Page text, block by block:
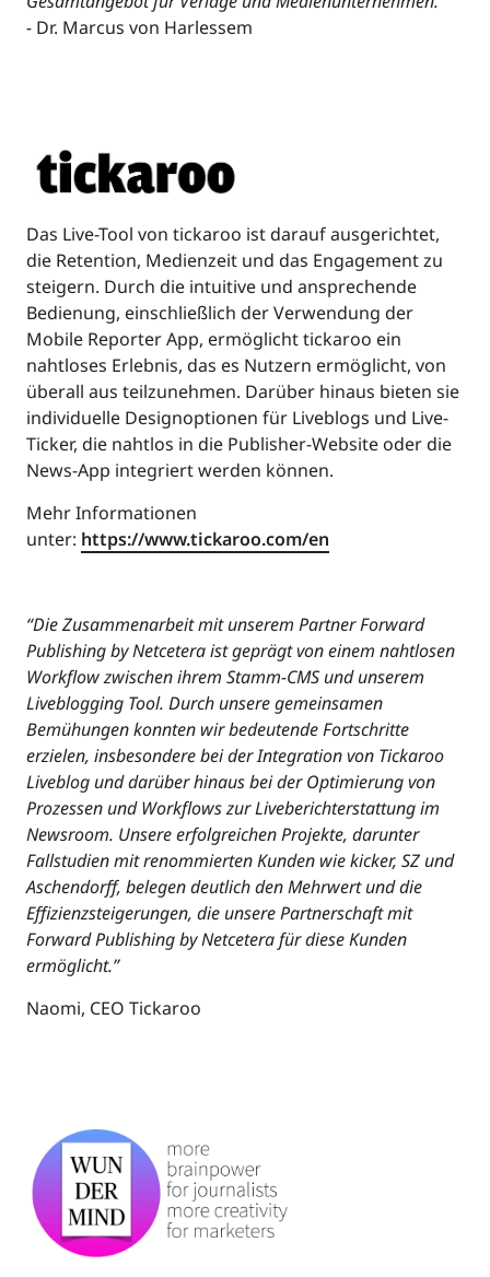
- Dr. Marcus von Harlessem
Das Live-Tool von tickaroo ist darauf ausgerichtet,
die Retention, Medienzeit und das Engagement zu
steigern. Durch die intuitive und ansprechende
Bedienung, einschließlich der Verwendung der
Mobile Reporter App, ermöglicht tickaroo ein
nahtloses Erlebnis, das es Nutzern ermöglicht, von
überall aus teilzunehmen. Darüber hinaus bieten sie
individuelle Designoptionen für Liveblogs und Live-
Ticker, die nahtlos in die Publisher-Website oder die
News-App integriert werden können.
Mehr Informationen
unter: https://www.tickaroo.com/en
“Die Zusammenarbeit mit unserem Partner Forward
Publishing by Netcetera ist geprägt von einem nahtlosen
Workflow zwischen ihrem Stamm-CMS und unserem
Liveblogging Tool. Durch unsere gemeinsamen
Bemühungen konnten wir bedeutende Fortschritte
erzielen, insbesondere bei der Integration von Tickaroo
Liveblog und darüber hinaus bei der Optimierung von
Prozessen und Workflows zur Liveberichterstattung im
Newsroom. Unsere erfolgreichen Projekte, darunter
Fallstudien mit renommierten Kunden wie kicker, SZ und
Aschendorff, belegen deutlich den Mehrwert und die
Effizienzsteigerungen, die unsere Partnerschaft mit
Forward Publishing by Netcetera für diese Kunden
ermöglicht.”
Naomi, CEO Tickaroo